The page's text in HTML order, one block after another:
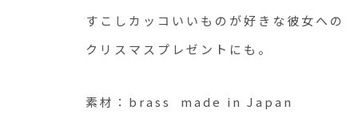
すこしカッコいいものが好きな彼女への
クリスマスプレゼントにも。
素材：brass made in Japan